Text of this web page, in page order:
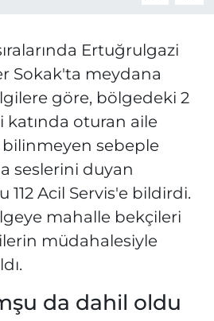
Ertuğrulgazi
Sokak'ta meydana
göre, bölgedeki 2
katında oturan aile
sebeple
seslerini duyan
Acil Servis'e bildirdi.
mahalle bekçileri
müdahalesiyle
da dahil oldu